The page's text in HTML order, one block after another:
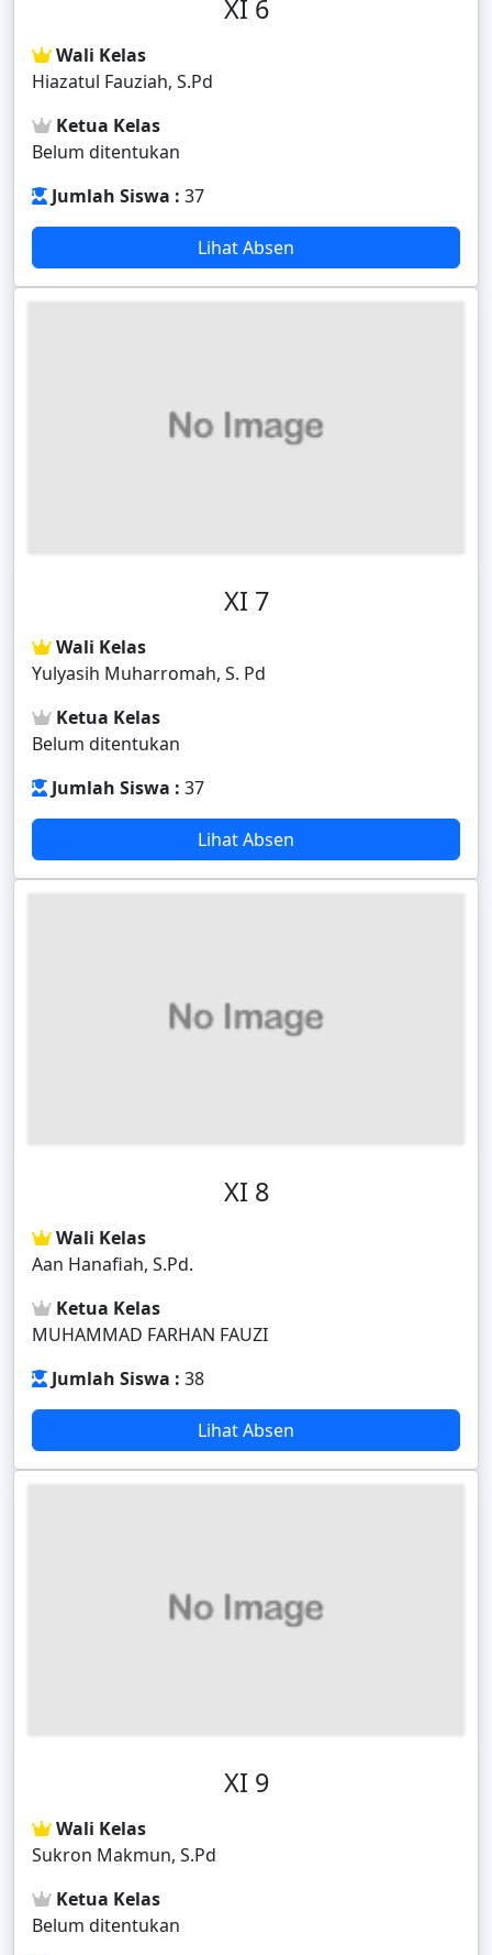
XI 6
Wali Kelas
Hiazatul Fauziah, S.Pd
Ketua Kelas
Belum ditentukan
Jumlah Siswa : 37
Lihat Absen
XI 7
Wali Kelas
Yulyasih Muharromah, S. Pd
Ketua Kelas
Belum ditentukan
Jumlah Siswa : 37
Lihat Absen
XI 8
Wali Kelas
Aan Hanafiah, S.Pd.
Ketua Kelas
MUHAMMAD FARHAN FAUZI
Jumlah Siswa : 38
Lihat Absen
XI 9
Wali Kelas
Sukron Makmun, S.Pd
Ketua Kelas
Belum ditentukan